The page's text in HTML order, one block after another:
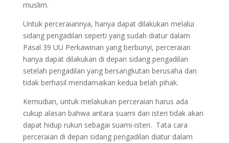
muslim.
Untuk perceraiannya, hanya dapat dilakukan melalui
sidang pengadilan seperti yang sudah diatur dalam
Pasal 39 UU Perkawinan yang berbunyi, perceraian
hanya dapat dilakukan di depan sidang pengadilan
setelah pengadilan yang bersangkutan berusaha dan
tidak berhasil mendamaikan kedua belah pihak.
Kemudian, untuk melakukan perceraian harus ada
cukup alasan bahwa antara suami dan isteri tidak akan
dapat hidup rukun sebagai suami-isteri. Tata cara
perceraian di depan sidang pengadilan diatur dalam